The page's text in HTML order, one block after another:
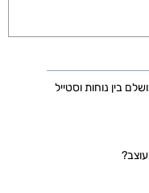
בין נוחות וסטייל